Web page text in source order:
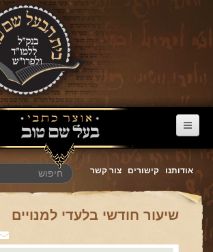
דף הבית
ערוץ הבעל שם טוב
הרב דניאל סטבסקי
אודותנו קישורים צור קשר
שיעור חודשי בלעדי למנויים